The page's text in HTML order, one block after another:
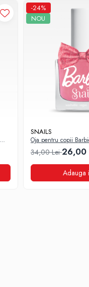
-24%
NOU
SNAILS
Oja pentru copii Barbie
World
34,00 Lei26,00
Adauga